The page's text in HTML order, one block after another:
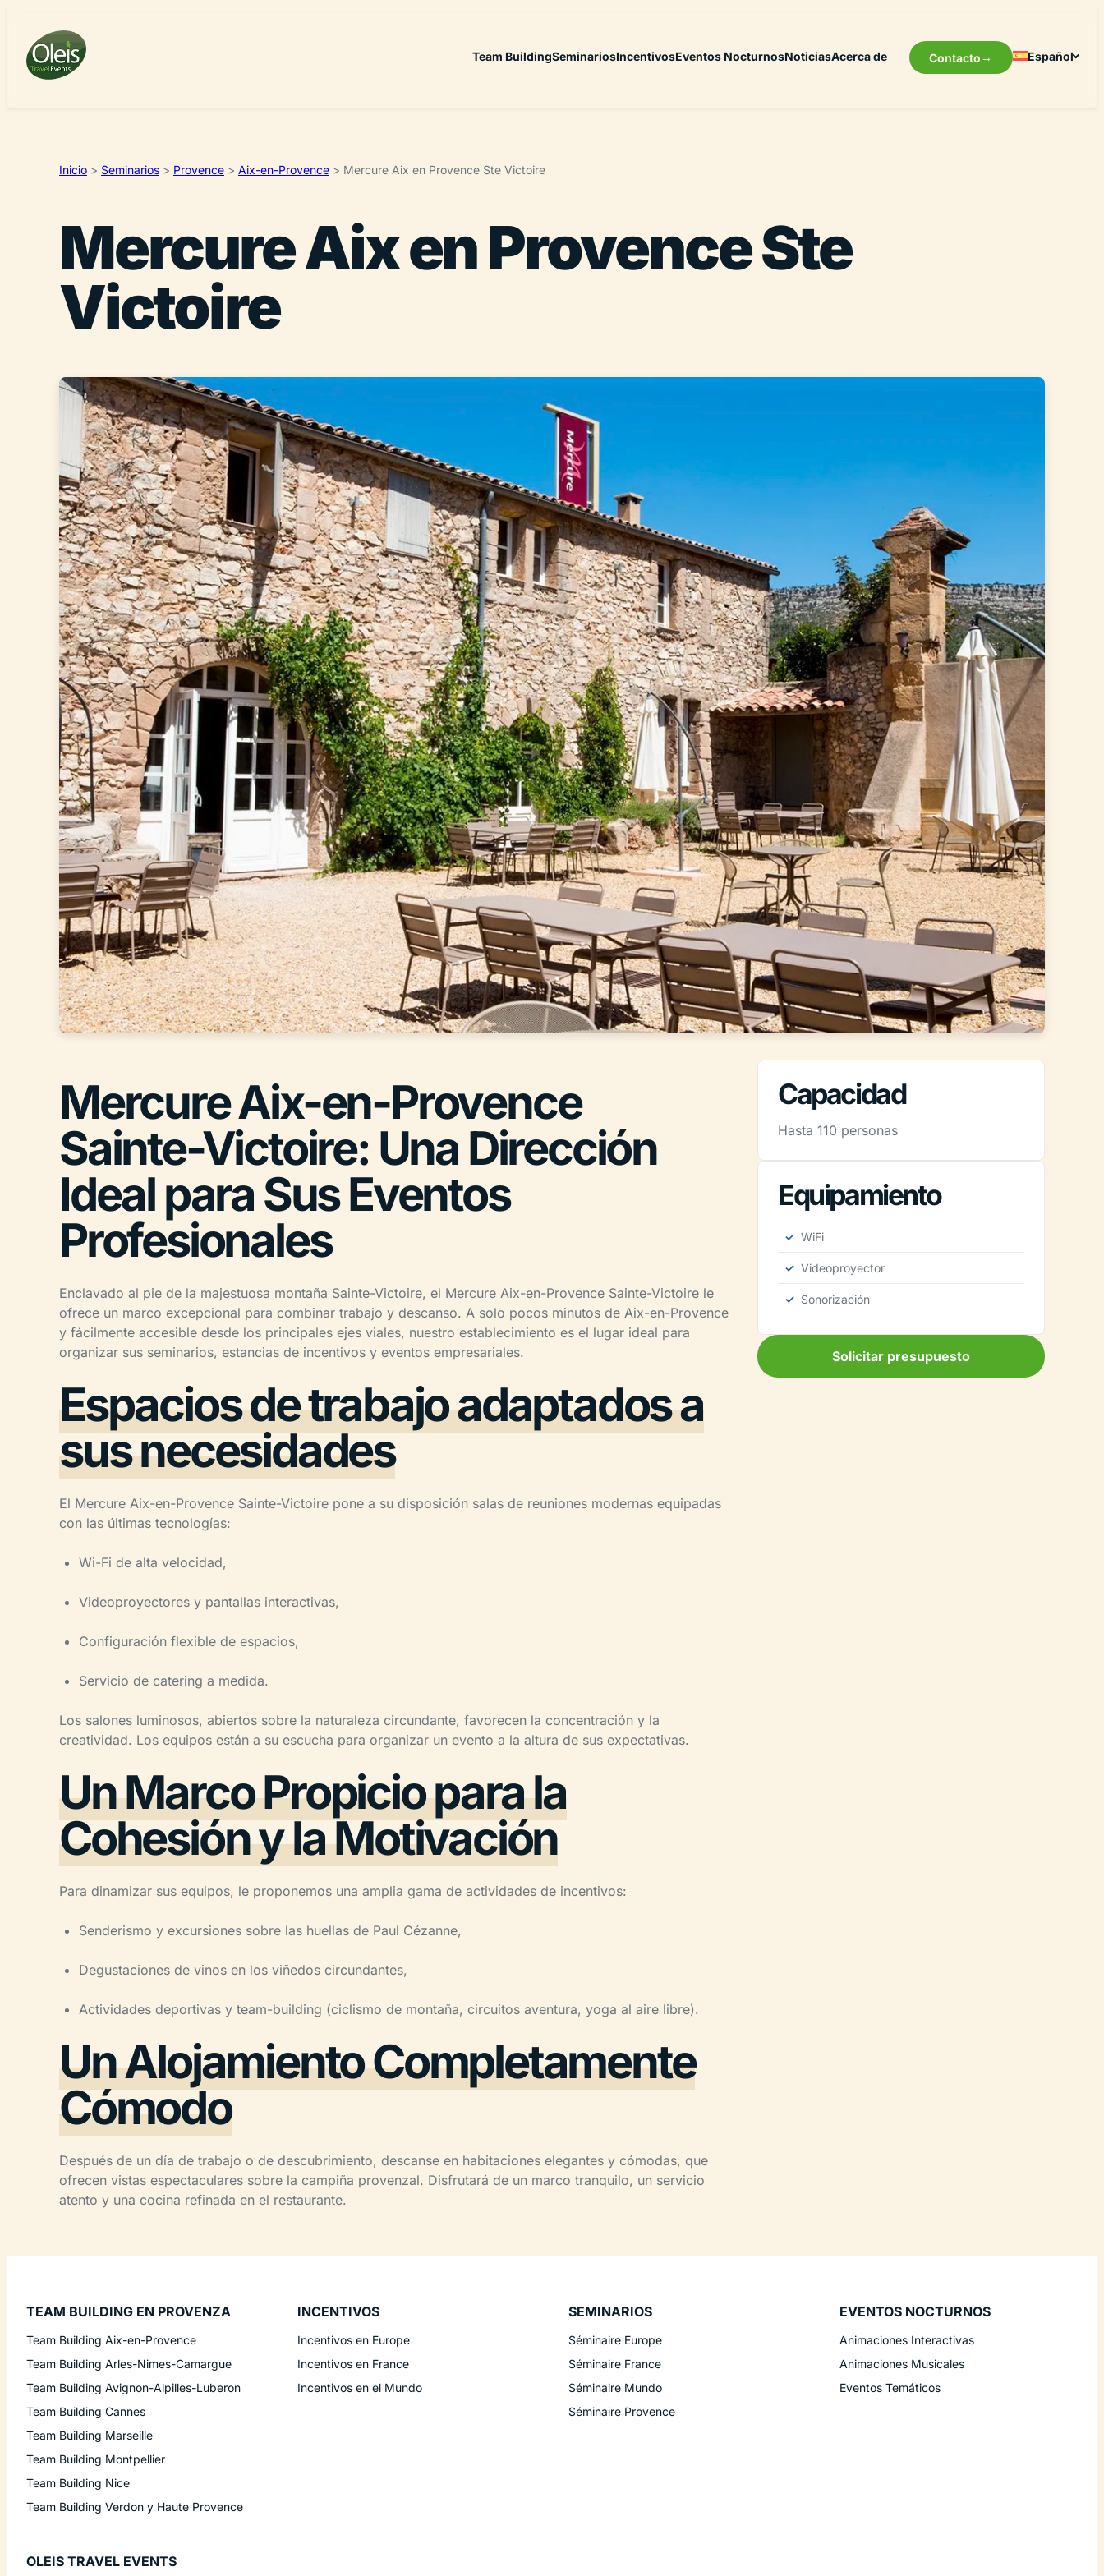
Team BuildingSeminariosIncentivosEventos NocturnosNoticiasAcerca de Contacto Español
Inicio > Seminarios > Provence > Aix-en-Provence > Mercure Aix en Provence Ste Victoire
Mercure Aix en Provence Ste
Victoire
Mercure Aix-en-Provence
Sainte-Victoire: Una Dirección
Ideal para Sus Eventos
Profesionales
Enclavado al pie de la majestuosa montaña Sainte-Victoire, el Mercure Aix-en-Provence Sainte-Victoire le
ofrece un marco excepcional para combinar trabajo y descanso. A solo pocos minutos de Aix-en-Provence
y fácilmente accesible desde los principales ejes viales, nuestro establecimiento es el lugar ideal para
organizar sus seminarios, estancias de incentivos y eventos empresariales.
Espacios de trabajo adaptados a
sus necesidades
El Mercure Aix-en-Provence Sainte-Victoire pone a su disposición salas de reuniones modernas equipadas
con las últimas tecnologías:
Wi-Fi de alta velocidad,
Videoproyectores y pantallas interactivas,
Configuración flexible de espacios,
Servicio de catering a medida.
Los salones luminosos, abiertos sobre la naturaleza circundante, favorecen la concentración y la
creatividad. Los equipos están a su escucha para organizar un evento a la altura de sus expectativas.
Un Marco Propicio para la
Cohesión y la Motivación
Para dinamizar sus equipos, le proponemos una amplia gama de actividades de incentivos:
Senderismo y excursiones sobre las huellas de Paul Cézanne,
Degustaciones de vinos en los viñedos circundantes,
Actividades deportivas y team-building (ciclismo de montaña, circuitos aventura, yoga al aire libre).
Un Alojamiento Completamente
Cómodo
Después de un día de trabajo o de descubrimiento, descanse en habitaciones elegantes y cómodas, que
ofrecen vistas espectaculares sobre la campiña provenzal. Disfrutará de un marco tranquilo, un servicio
atento y una cocina refinada en el restaurante.
Capacidad
Hasta 110 personas
Equipamiento
WiFi
Videoproyector
Sonorización
Solicitar presupuesto
TEAM BUILDING EN PROVENZA
Team Building Aix-en-Provence
Team Building Arles-Nimes-Camargue
Team Building Avignon-Alpilles-Luberon
Team Building Cannes
Team Building Marseille
Team Building Montpellier
Team Building Nice
Team Building Verdon y Haute Provence
INCENTIVOS
Incentivos en Europe
Incentivos en France
Incentivos en el Mundo
SEMINARIOS
Séminaire Europe
Séminaire France
Séminaire Mundo
Séminaire Provence
EVENTOS NOCTURNOS
Animaciones Interactivas
Animaciones Musicales
Eventos Temáticos
OLEIS TRAVEL EVENTS